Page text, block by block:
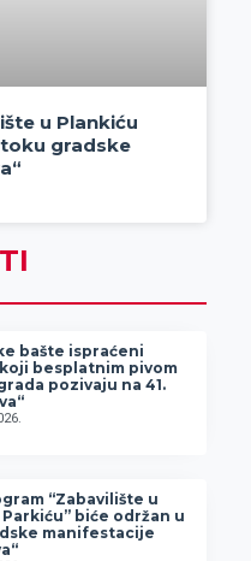
u Plankiću
gradske
bašte ispraćeni
besplatnim pivom
pozivaju na 41.
“Zabavilište u
biće održan u
manifestacije